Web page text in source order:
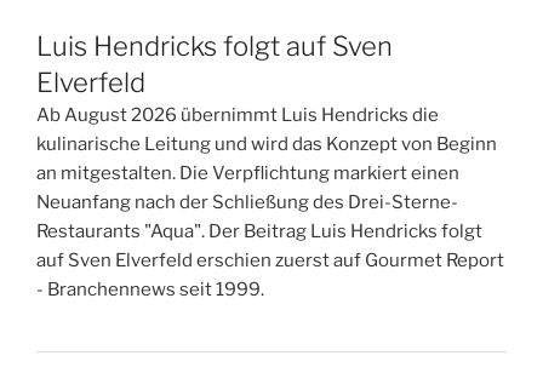
Luis Hendricks folgt auf Sven
Elverfeld
Ab August 2026 übernimmt Luis Hendricks die
kulinarische Leitung und wird das Konzept von Beginn
an mitgestalten. Die Verpflichtung markiert einen
Neuanfang nach der Schließung des Drei-Sterne-
Restaurants "Aqua". Der Beitrag Luis Hendricks folgt
auf Sven Elverfeld erschien zuerst auf Gourmet Report
- Branchennews seit 1999.